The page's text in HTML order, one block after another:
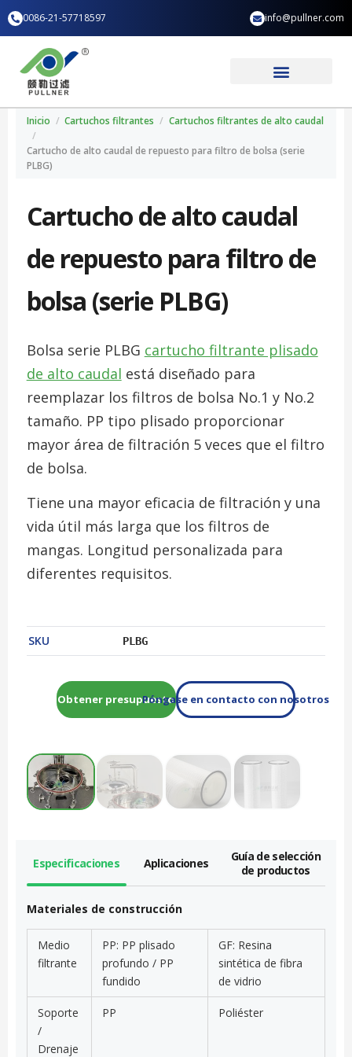
contenido
0086-21-57718597 info@pullner.com
Inicio / Cartuchos filtrantes / Cartuchos filtrantes de alto caudal
/
Cartucho de alto caudal de repuesto para filtro de bolsa (serie
PLBG)
Cartucho de alto caudal
de repuesto para filtro de
bolsa (serie PLBG)
Bolsa serie PLBG cartucho filtrante plisado
de alto caudal está diseñado para
reemplazar los filtros de bolsa No.1 y No.2
tamaño. PP tipo plisado proporcionar
mayor área de filtración 5 veces que el filtro
de bolsa.
Tiene una mayor eficacia de filtración y una
vida útil más larga que los filtros de
mangas. Longitud personalizada para
diferentes requisitos.
SKU PLBG
Obtener presupuestoPóngase en contacto con nosotros
Especificaciones Aplicaciones
Guía de selección
de productos
Materiales de construcción
Medio
filtrante
PP: PP plisado
profundo / PP
fundido
GF: Resina
sintética de fibra
de vidrio
Soporte
/
Drenaje
PP Poliéster